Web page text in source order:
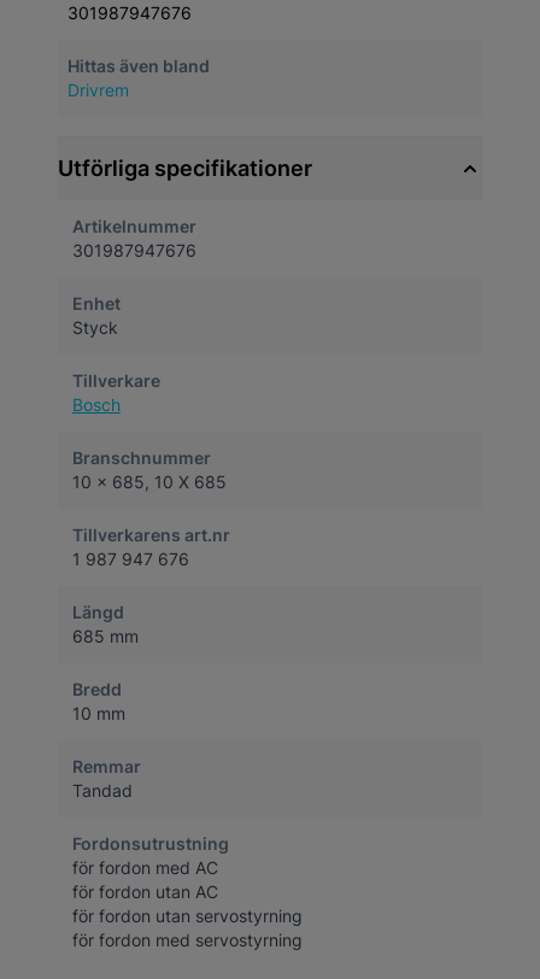
301987947676
Hittas även bland
Drivrem
Utförliga specifikationer
Artikelnummer
301987947676
Enhet
Styck
Tillverkare
Bosch
Branschnummer
10 x 685, 10 X 685
Tillverkarens art.nr
1 987 947 676
Längd
685 mm
Bredd
10 mm
Remmar
Tandad
Fordonsutrustning
för fordon med AC
för fordon utan AC
för fordon utan servostyrning
för fordon med servostyrning